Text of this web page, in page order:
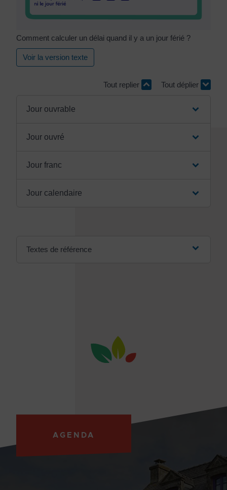
Comment calculer un délai quand il y a un jour férié ?
Voir la version texte
Tout replier Tout déplier
Jour ouvrable
Jour ouvré
Jour franc
Jour calendaire
Textes de référence
AGENDA